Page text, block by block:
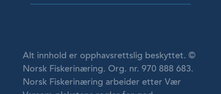
Alt innhold er opphavsrettslig beskyttet. ©
Norsk Fiskerinæring. Org. nr. 970 888 683.
Norsk Fiskerinæring arbeider etter Vær